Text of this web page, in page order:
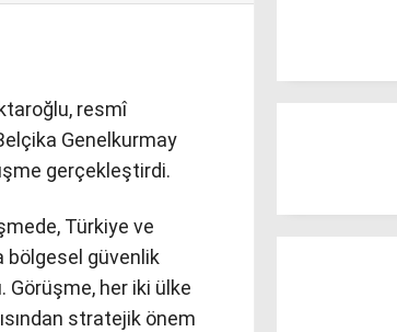
resmî
Genelkurmay
gerçekleştirdi.
Türkiye ve
bölgesel güvenlik
Görüşme, her iki ülke
stratejik önem